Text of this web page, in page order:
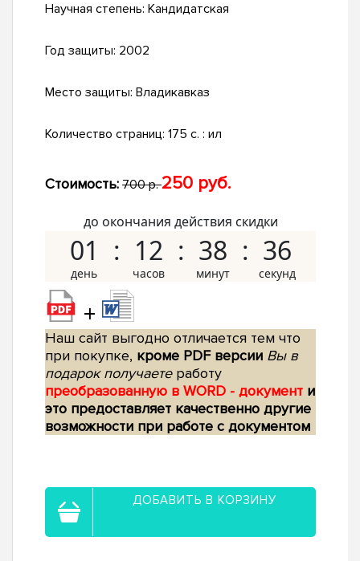
Научная степень: Кандидатская
Год защиты: 2002
Место защиты: Владикавказ
Количество страниц: 175 с. : ил
Стоимость: 700 р.250 руб.
до окончания действия скидки
01 12 38 35
+
Наш сайт выгодно отличается тем что
при покупке, кроме PDF версии Вы в
подарок получаетеработу
преобразованную в WORD - документ и
это предоставляет качественно другие
возможности при работе с документом
ДОБАВИТЬ В КОРЗИНУ